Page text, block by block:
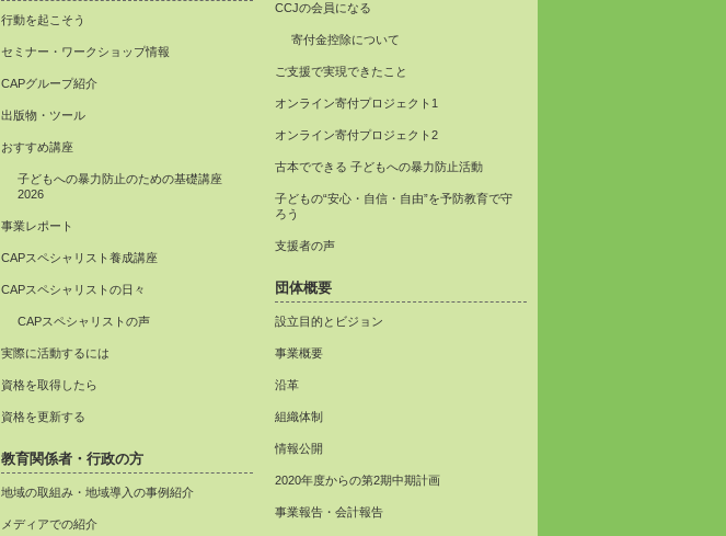
行動を起こそう
セミナー・ワークショップ情報
CAPグループ紹介
出版物・ツール
おすすめ講座
子どもへの暴力防止のための基礎講座
2026
事業レポート
CAPスペシャリスト養成講座
CAPスペシャリストの日々
CAPスペシャリストの声
実際に活動するには
資格を取得したら
資格を更新する
教育関係者・行政の方
地域の取組み・地域導入の事例紹介
メディアでの紹介
CCJの会員になる
寄付金控除について
ご支援で実現できたこと
オンライン寄付プロジェクト1
オンライン寄付プロジェクト2
古本でできる 子どもへの暴力防止活動
子どもの“安心・自信・自由”を予防教育で守
ろう
支援者の声
団体概要
設立目的とビジョン
事業概要
沿革
組織体制
情報公開
2020年度からの第2期中期計画
事業報告・会計報告